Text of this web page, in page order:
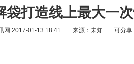
袋打造线上最大一
网 2017-01-13 18:41 来源：未知 可分享